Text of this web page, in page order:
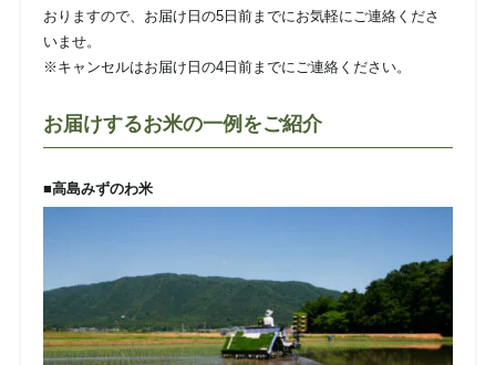
おりますので、お届け日の5日前までにお気軽にご連絡くださ
いませ。
※キャンセルはお届け日の4日前までにご連絡ください。
お届けするお米の一例をご紹介
■高島みずのわ米